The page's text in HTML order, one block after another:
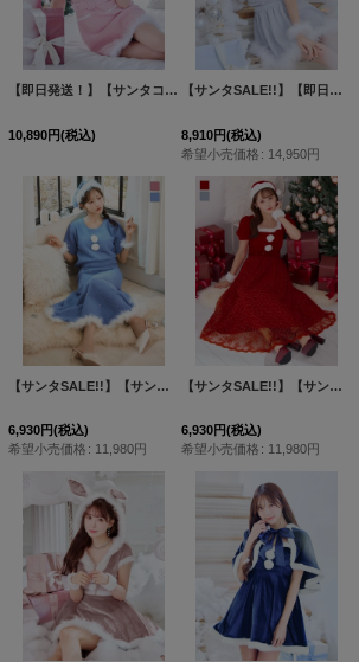
【即日発送！】【サンタコス5点セット】【S-Mサイズ/2カラー】ツイードベルトワンピースサンタコスプレ[HC02]
10,890円(税込)
【サンタSALE!!】【即日発送！】【サンタコス 5点セット】【S-Lサイズ/1カラー】セットアップリボンサンタコスプレ[HC03]
8,910円(税込)
希望小売価格 : 14,950円
【サンタSALE!!】【サンタコス 5点セット】【S-Lサイズ/2カラー】ビジューニットワンピースサンタコスプレ[HC02]
6,930円(税込)
希望小売価格 : 11,980円
【サンタSALE!!】【サンタコス 5点セット】【S-Mサイズ/2カラー】ベロアワンピースサンタ[HC02]
6,930円(税込)
希望小売価格 : 11,980円